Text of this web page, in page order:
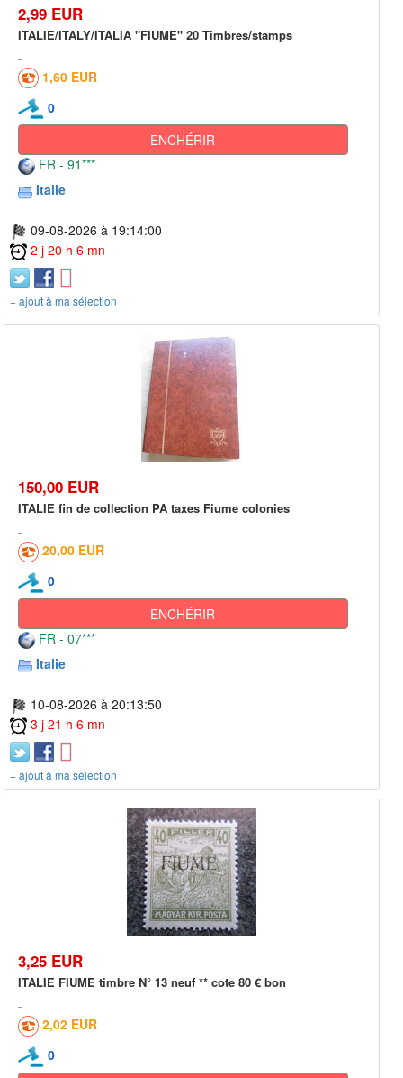
2,99 EUR
ITALIE/ITALY/ITALIA "FIUME" 20 Timbres/stamps
1,60 EUR
0
ENCHÉRIR
FR - 91***
Italie
09-08-2026 à 19:14:00
2 j 20 h 6 mn
+ ajout à ma sélection
150,00 EUR
ITALIE fin de collection PA taxes Fiume colonies
20,00 EUR
0
ENCHÉRIR
FR - 07***
Italie
10-08-2026 à 20:13:50
3 j 21 h 6 mn
+ ajout à ma sélection
3,25 EUR
ITALIE FIUME timbre N° 13 neuf ** cote 80 € bon
2,02 EUR
0